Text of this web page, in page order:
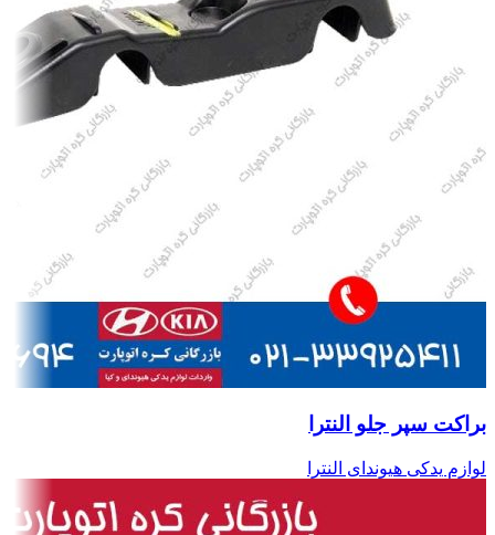
براکت سپر جلو النترا
لوازم یدکی هیوندای النترا